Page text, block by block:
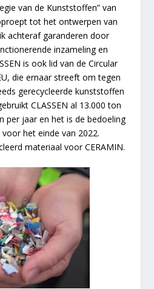
van de Kunststoffen” van
tot het ontwerpen van
achteraf garanderen door
inzameling en
is ook lid van de Circular
die ernaar streeft om tegen
gerecycleerde kunststoffen
CLASSEN al 13.000 ton
per jaar en het is de bedoeling
het einde van 2022.
materiaal voor CERAMIN.